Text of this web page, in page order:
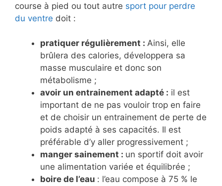
course à pied ou tout autre sport pour perdre
du ventre doit :
pratiquer régulièrement : Ainsi, elle
brûlera des calories, développera sa
masse musculaire et donc son
métabolisme ;
avoir un entrainement adapté : il est
important de ne pas vouloir trop en faire
et de choisir un entrainement de perte de
poids adapté à ses capacités. Il est
préférable d’y aller progressivement ;
manger sainement : un sportif doit avoir
une alimentation variée et équilibrée ;
boire de l’eau : l’eau compose à 75 % le